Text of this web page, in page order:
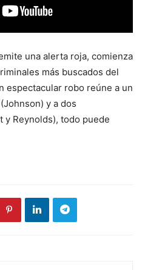
una alerta roja, comienza
más buscados del
espectacular robo reúne a un
y a dos
y Reynolds), todo puede